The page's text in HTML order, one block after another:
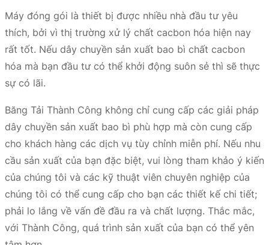
Máy đóng gói là thiết bị được nhiều nhà đầu tư yêu
thích, bởi vì thị trường xử lý chất cacbon hóa hiện nay
rất tốt. Nếu dây chuyền sản xuất bao bì chất cacbon
hóa mà bạn đầu tư có thể khởi động suôn sẻ thì sẽ thực
sự có lãi.
Băng Tải Thành Công không chỉ cung cấp các giải pháp
dây chuyền sản xuất bao bì phù hợp mà còn cung cấp
cho khách hàng các dịch vụ tùy chỉnh miễn phí. Nếu nhu
cầu sản xuất của bạn đặc biệt, vui lòng tham khảo ý kiến
​​của chúng tôi và các kỹ thuật viên chuyên nghiệp của
chúng tôi có thể cung cấp cho bạn các thiết kế chi tiết;
phải lo lắng về vấn đề đầu ra và chất lượng. Thắc mắc,
với Thành Công, quá trình sản xuất của bạn có thể yên